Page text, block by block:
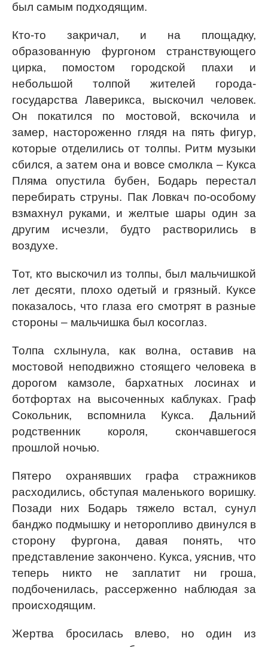
был самым подходящим.
Кто-то закричал, и на площадку,
образованную фургоном странствующего
цирка, помостом городской плахи и
небольшой толпой жителей города-
государства Лаверикса, выскочил человек.
Он покатился по мостовой, вскочила и
замер, настороженно глядя на пять фигур,
которые отделились от толпы. Ритм музыки
сбился, а затем она и вовсе смолкла – Кукса
Пляма опустила бубен, Бодарь перестал
перебирать струны. Пак Ловкач по-особому
взмахнул руками, и желтые шары один за
другим исчезли, будто растворились в
воздухе.
Тот, кто выскочил из толпы, был мальчишкой
лет десяти, плохо одетый и грязный. Куксе
показалось, что глаза его смотрят в разные
стороны – мальчишка был косоглаз.
Толпа схлынула, как волна, оставив на
мостовой неподвижно стоящего человека в
дорогом камзоле, бархатных лосинах и
ботфортах на высоченных каблуках. Граф
Сокольник, вспомнила Кукса. Дальний
родственник короля, скончавшегося
прошлой ночью.
Пятеро охранявших графа стражников
расходились, обступая маленького воришку.
Позади них Бодарь тяжело встал, сунул
банджо подмышку и неторопливо двинулся в
сторону фургона, давая понять, что
представление закончено. Кукса, уяснив, что
теперь никто не заплатит ни гроша,
подбоченилась, рассерженно наблюдая за
происходящим.
Жертва бросилась влево, но один из